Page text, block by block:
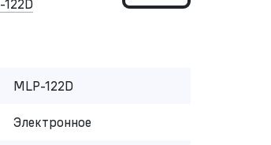
MLP-122D
Электронное